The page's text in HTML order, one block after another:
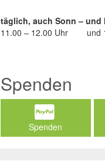
täglich, auch Sonn – und
11.00 – 12.00 Uhr
und
Spenden
Spenden